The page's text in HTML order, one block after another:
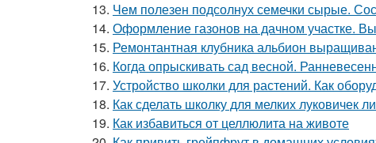
13. Чем полезен подсолнух семечки сырые.
14. Оформление газонов на дачном участке.
15. Ремонтантная клубника альбион
16. Когда опрыскивать сад весной.
17. Устройство школки для растений. Как
18. Как сделать школку для мелких луковичек
19. Как избавиться от целлюлита на животе